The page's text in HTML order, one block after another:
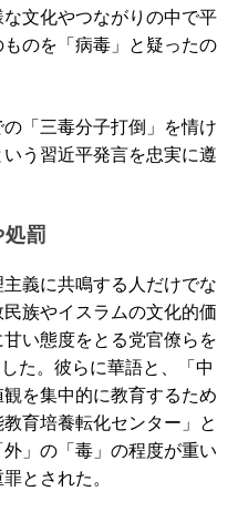
文化やつながりの中で平
のを「病毒」と疑ったの
「三毒分子打倒」を情け
う習近平発言を忠実に遵
処罰
義に共鳴する人だけでな
族やイスラムの文化的価
い態度をとる党官僚らを
た。彼らに華語と、「中
を集中的に教育するため
育培養転化センター」と
」の「毒」の程度が重い
とされた。